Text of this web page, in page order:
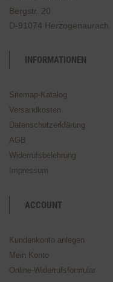
Bergstr. 20
D-91074 Herzogenaurach
INFORMATIONEN
Sitemap-Katalog
Versandkosten
Datenschutzerklärung
AGB
Widerrufsbelehrung
Impressum
ACCOUNT
Kundenkonto anlegen
Mein Konto
Online-Widerrufsformular